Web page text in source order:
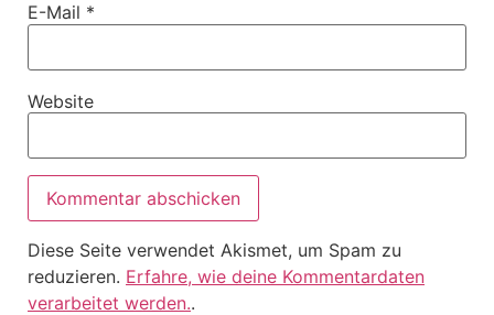
E-Mail *
Website
Diese Seite verwendet Akismet, um Spam zu
reduzieren. Erfahre, wie deine Kommentardaten
verarbeitet werden..